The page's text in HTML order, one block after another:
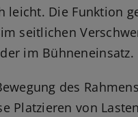
leicht. Die Funktion
seitlichen
im Bühneneinsatz.
des
Platzieren von